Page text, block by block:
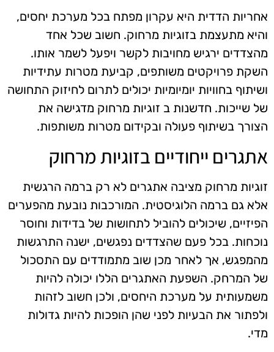
אחריות הדדית היא עקרון מפתח בכל מערכת יחסים,
והיא מתעצמת בזוגיות מרחוק. חשוב שכל אחד
מהצדדים ירגיש מחויבות לקשר ויפעל לשמר אותו.
השקת פרויקטים משותפים, קביעת מטרות עתידיות
ושיתוף בחוויות יומיומיות יכולים לתרום לחיזוק התחושה
של שייכות. חדשנות ב זוגיות מרחוק מדגישה את
הצורך בשיתוף פעולה ובקידום מטרות משותפות.
אתגרים ייחודיים בזוגיות מרחוק
זוגיות מרחוק מציבה אתגרים לא רק ברמה הרגשית
אלא גם ברמה הלוגיסטית. המורכבות נובעת מהפערים
הפיזיים, שיכולים להוביל לתחושות של בדידות וחוסר
נוכחות. בכל פעם שהצדדים נפגשים, ישנה התרגשות
מהמפגש, אך לאחר מכן שוב מתמודדים עם התסכול
של המרחק. השפעת האתגרים הללו יכולה להיות
משמעותית על מערכת היחסים, ולכן חשוב לזהות
ולפתור את הבעיות לפני שהן הופכות להיות גדולות
מדי.